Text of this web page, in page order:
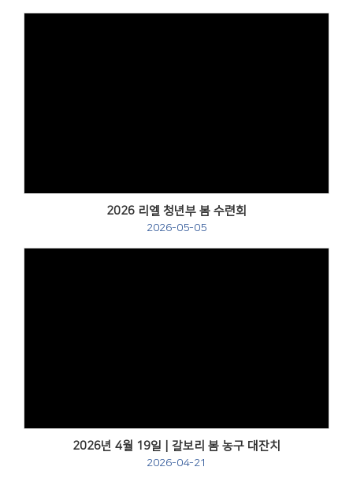
2026 리엘 청년부 봄 수련회
2026-05-05
2026년 4월 19일 | 갈보리 봄 농구 대잔치
2026-04-21